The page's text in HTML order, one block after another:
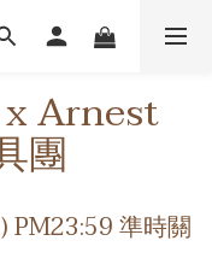
Arnest
團
PM23:59 準時關